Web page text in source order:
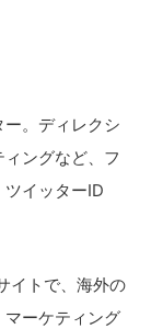
。ディレクシ
ングなど、フ
ツイッターID
イトで、海外の
ーケティング